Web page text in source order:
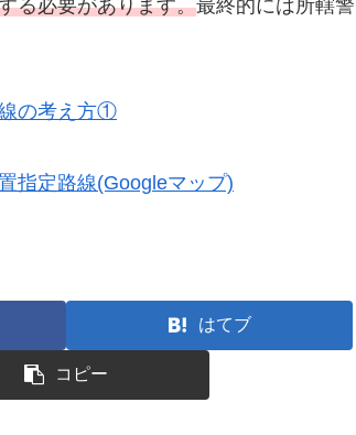
る必要があります。最終的には所轄警
の考え方①
指定路線(Googleマップ)
はてブ
コピー